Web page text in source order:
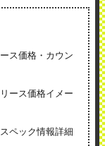
ス価格・カウン
ース価格イメー
ペック情報詳細